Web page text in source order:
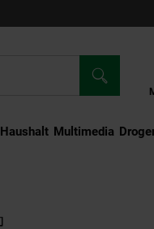
Haushalt Multimedia